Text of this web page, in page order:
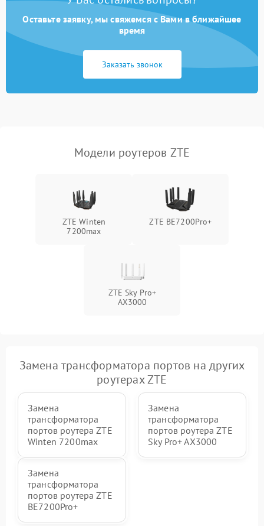
памяти
1500 ₽
Повреждение flash-
1500 ₽
Неисправность
500 ₽ Подробнее →
Повреждение кабелей
внутри устройства
Подробнее →
Неисправность модуля
500 ₽
Оставьте заявку, мы свяжемся с Вами в ближайшее
время
Заказать звонок
Модели роутеров ZTE
ZTE Winten
7200max
ZTE BE7200Pro+
ZTE Sky Pro+
AX3000
Замена трансформатора портов на других
роутерах ZTE
Замена
трансформатора
портов роутера ZTE
Winten 7200max
Замена
трансформатора
портов роутера ZTE
Sky Pro+ AX3000
Замена
трансформатора
портов роутера ZTE
BE7200Pro+